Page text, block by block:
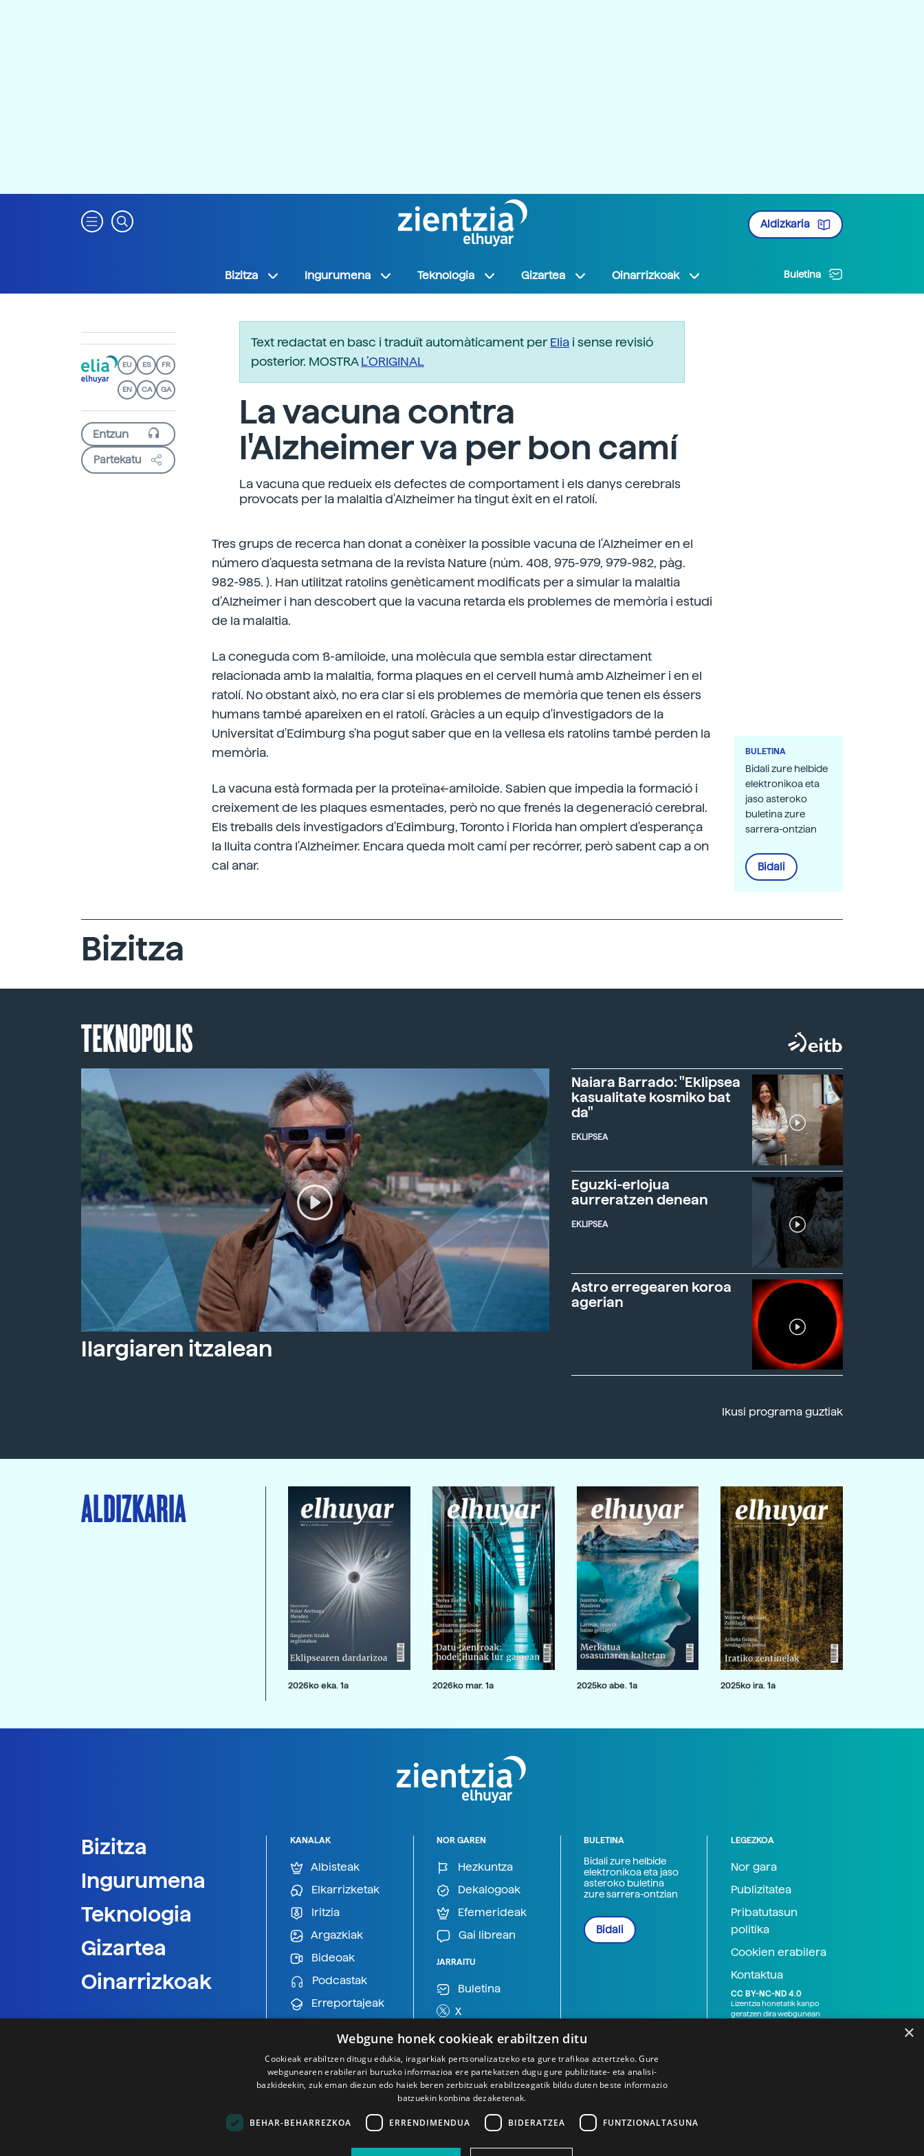
Aldizkaria
Bizitza Ingurumena Teknologia Gizartea Oinarrizkoak Buletina
EU ES FR
EN CA GA
Partekatu
Text redactat en basc i traduït automàticament perElia i sense revisió
posterior. MOSTRAL’ORIGINAL
La vacuna contra
l'Alzheimer va per bon camí
La vacuna que redueix els defectes de comportament i els danys cerebrals
provocats per la malaltia d'Alzheimer ha tingut èxit en el ratolí.
Tres grups de recerca han donat a conèixer la possible vacuna de l'Alzheimer en el
número d'aquesta setmana de la revista Nature (núm. 408, 975-979, 979-982, pàg.
982-985. ). Han utilitzat ratolins genèticament modificats per a simular la malaltia
d'Alzheimer i han descobert que la vacuna retarda els problemes de memòria i estudi
de la malaltia.
La coneguda com ß-amiloide, una molècula que sembla estar directament
relacionada amb la malaltia, forma plaques en el cervell humà amb Alzheimer i en el
ratolí. No obstant això, no era clar si els problemes de memòria que tenen els éssers
humans també apareixen en el ratolí. Gràcies a un equip d'investigadors de la
Universitat d'Edimburg s'ha pogut saber que en la vellesa els ratolins també perden la
memòria.
La vacuna està formada per la proteïna<-amiloide. Sabien que impedia la formació i
creixement de les plaques esmentades, però no que frenés la degeneració cerebral.
Els treballs dels investigadors d'Edimburg, Toronto i Florida han omplert d'esperança
la lluita contra l'Alzheimer. Encara queda molt camí per recórrer, però sabent cap a on
cal anar.
BULETINA
Bidali zure helbide
elektronikoa eta
jaso asteroko
buletina zure
sarrera-ontzian
Bidali
Bizitza
TEKNOPOLIS
Ilargiaren itzalean
Naiara Barrado: "Eklipsea
kasualitate kosmiko bat
da"
EKLIPSEA
Eguzki-erlojua
aurreratzen denean
EKLIPSEA
Astro erregearen koroa
agerian
Ikusi programa guztiak
ALDIZKARIA
2026ko eka. 1a 2026ko mar. 1a 2025ko abe. 1a 2025ko ira. 1a
Bizitza
Ingurumena
Teknologia
Gizartea
Oinarrizkoak
KANALAK
Albisteak
Elkarrizketak
Iritzia
Argazkiak
Bideoak
Podcastak
Erreportajeak
NOR GAREN
Hezkuntza
Dekalogoak
Efemerideak
Gai librean
JARRAITU
Buletina
X
BlueSky
Mastodon
Telegram
BULETINA
Bidali zure helbide
elektronikoa eta jaso
asteroko buletina
zure sarrera-ontzian
Bidali
LEGEZKOA
Nor gara
Publizitatea
Pribatutasun
politika
Cookien erabilera
Kontaktua
CC BY-NC-ND 4.0
Lizentzia honetatik kanpo
geratzen dira webgunean
×
Webgune honek cookieak erabiltzen ditu
Cookieak erabiltzen ditugu edukia, iragarkiak pertsonalizatzeko eta gure trafikoa aztertzeko. Gure
webgunearen erabilerari buruzko informazioa ere partekatzen dugu gure publizitate- eta analisi-
bazkideekin, zuk eman diezun edo haiek beren zerbitzuak erabiltzeagatik bildu duten beste informazio
batzuekin konbina dezaketenak.
BEHAR-BEHARREZKOA ERRENDIMENDUA BIDERATZEA FUNTZIONALTASUNA